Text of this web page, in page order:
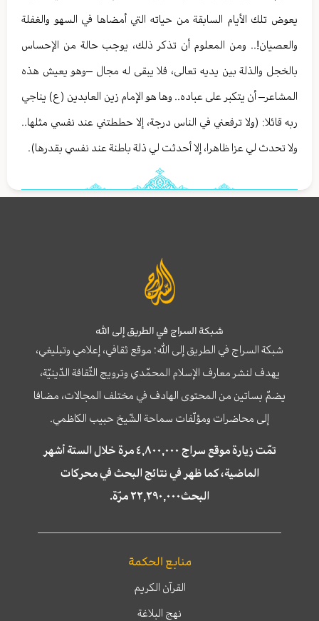
يعوض تلك الأيام السابقة من حياته التي أمضاها في السهو والغفلة
والعصيان!.. ومن المعلوم أن تذكر ذلك، يوجب حالة من الإحساس
بالخجل والذلة بين يديه تعالى، فلا يبقى له مجال –وهو يعيش هذه
المشاعر– أن يتكبر على عباده.. وها هو الإمام زين العابدين (ع) يناجي
ربه قائلا: (ولا ترفعني في الناس درجة، إلا حططتني عند نفسي مثلها..
ولا تحدث لي عزا ظاهرا، إلا أحدثت لي ذلة باطنة عند نفسي بقدرها).
شبكة السراج في الطريق إلى الله
شبكة السراج في الطريق إلى الله؛ موقع ثقافي، إعلامي وتبليغي،
يهدف لنشر معارف الإسلام المحمّدي وترويج الثّقافة الدّينيّة،
يضمّ بساتين من المحتوى الهادف في مختلف المجالات، مضافا
إلى محاضرات ومؤلّفات سماحة الشّيخ حبيب الكاظمي.
تمّت زيارة موقع سراج ٤,٨٠٠,٠٠٠ مرة خلال الستة أشهر
الماضية، كما ظهر في نتائج البحث في محركات
البحث٢٢,٢٩٠,٠٠٠ مرّة.
منابع الحكمة
القرآن الكريم
نهج البلاغة